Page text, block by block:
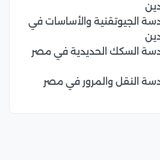
الجيوتقنية والأساسات في
السكك الحديدية في مصر
النقل والمرور في مصر